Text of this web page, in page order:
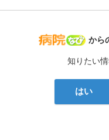
病院
から
知りたい
はい